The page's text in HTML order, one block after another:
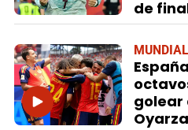
de
golear